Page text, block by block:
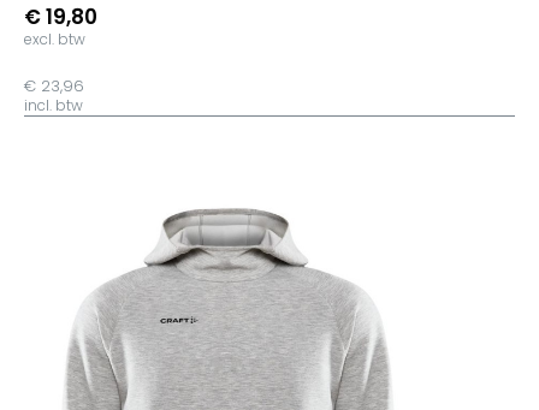
€ 19,80
excl. btw
€ 23,96
incl. btw